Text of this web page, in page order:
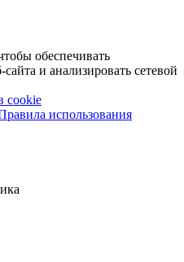
обеспечивать
и анализировать сетевой
cookie
использования